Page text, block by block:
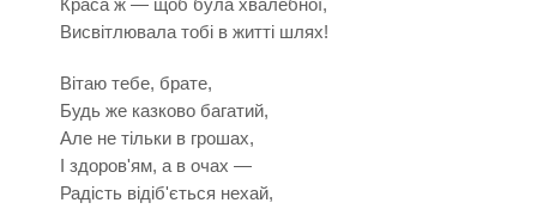
Краса ж — щоб була хвалебної,
Висвітлювала тобі в житті шлях!
Вітаю тебе, брате,
Будь же казково багатий,
Але не тільки в грошах,
І здоров'ям, а в очах —
Радість відіб'ється нехай,